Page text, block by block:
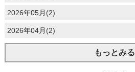
2026年05月(2)
2026年04月(2)
もっとみる